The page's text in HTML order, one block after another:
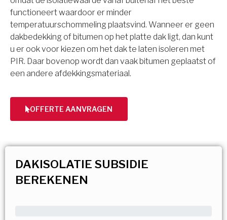
functioneert waardoor er minder
temperatuurschommeling plaatsvind. Wanneer er geen
dakbedekking of bitumen op het platte dak ligt, dan kunt
u er ook voor kiezen om het dak te laten isoleren met
PIR. Daar bovenop wordt dan vaak bitumen geplaatst of
een andere afdekkingsmateriaal.
OFFERTE AANVRAGEN
DAKISOLATIE SUBSIDIE
BEREKENEN